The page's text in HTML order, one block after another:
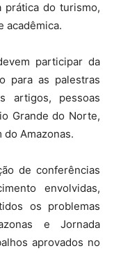
prática do turismo,
acadêmica.
participar da
para as palestras
artigos, pessoas
Grande do Norte,
do Amazonas.
de conferências
envolvidas,
os problemas
e Jornada
aprovados no